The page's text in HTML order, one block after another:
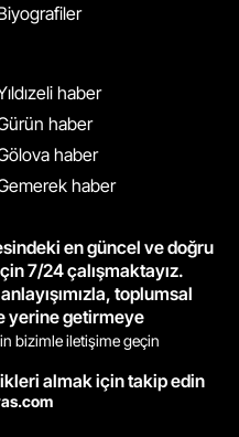
haber
haber
haber
haber
en güncel ve doğru
7/24 çalışmaktayız.
toplumsal
yerine getirmeye
bizimle iletişime geçin
almak için takip edin